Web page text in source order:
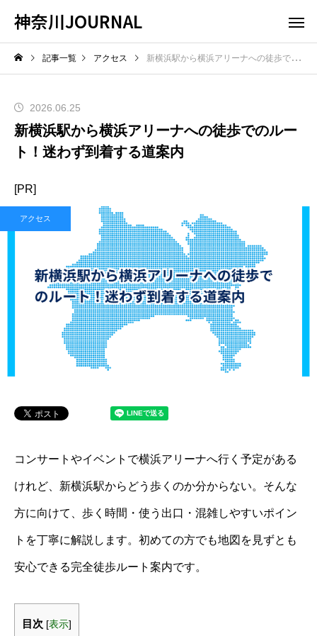
神奈川JOURNAL
記事一覧 アクセス 新横浜駅から横浜アリーナへの徒歩でのルート！迷わず到着する道案内
2026.06.25
新横浜駅から横浜アリーナへの徒歩でのルー
ト！迷わず到着する道案内
[PR]
アクセス
コンサートやイベントで横浜アリーナへ行く予定がある
けれど、新横浜駅からどう歩くのか分からない。そんな
方に向けて、歩く時間・使う出口・混雑しやすいポイン
トを丁寧に解説します。初めての方でも地図を見ずとも
安心できる完全徒歩ルート案内です。
目次 [表示]